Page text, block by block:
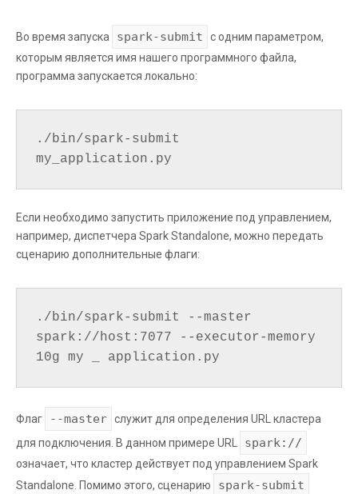
Во время запуска spark-submit
с одним параметром,
которым является имя нашего программного файла,
программа запускается локально:
./bin/spark-submit
my_application.py
Если необходимо запустить приложение под управлением,
например, диспетчера Spark Standalone, можно передать
сценарию дополнительные флаги:
./bin/spark-submit --master
spark://host:7077 --executor-memory
10g my _ application.py
Флаг --master служит для определения URL кластера
для подключения. В данном примере URL
spark://
означает, что кластер действует под управлением Spark
Standalone. Помимо этого, сценарию
spark-submit